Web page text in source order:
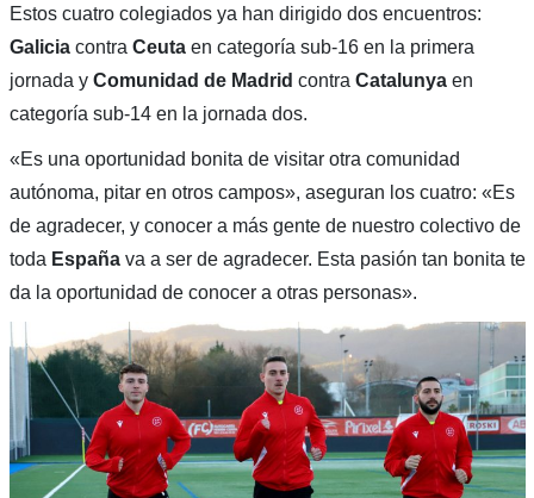
Estos cuatro colegiados ya han dirigido dos encuentros:
Galiciacontra Ceutaen categoría sub-16 en la primera
jornada y Comunidad de Madrid contra Catalunyaen
categoría sub-14 en la jornada dos.
«Es una oportunidad bonita de visitar otra comunidad
autónoma, pitar en otros campos», aseguran los cuatro: «Es
de agradecer, y conocer a más gente de nuestro colectivo de
toda Españava a ser de agradecer. Esta pasión tan bonita te
da la oportunidad de conocer a otras personas».